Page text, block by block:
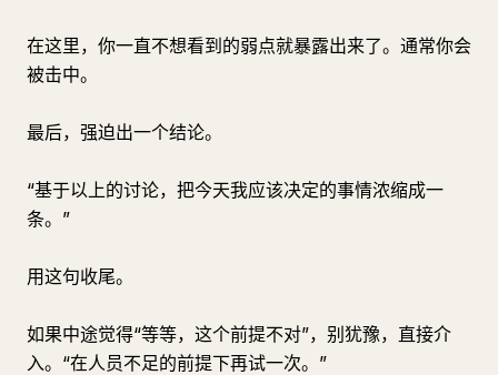
在这里，你一直不想看到的弱点就暴露出来了。通常你会
被击中。
最后，强迫出一个结论。
“基于以上的讨论，把今天我应该决定的事情浓缩成一
条。”
用这句收尾。
如果中途觉得“等等，这个前提不对”，别犹豫，直接介
入。“在人员不足的前提下再试一次。”